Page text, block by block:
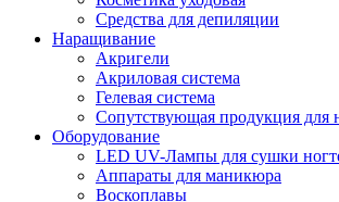
Средства для депиляции
Наращивание
Акригели
Акриловая система
Гелевая система
Сопутствующая продукция для
Оборудование
LED UV-Лампы для сушки
Аппараты для маникюра
Воскоплавы